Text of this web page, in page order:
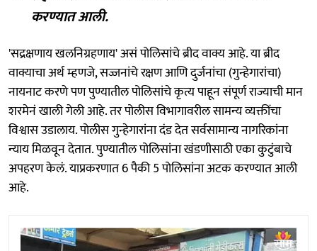
करण्यात आली.
'सद्रक्षणाय खलनिग्रहणाय' असं पोलिसांचे ब्रीद वाक्य आहे. या ब्रीद
वाक्याचा अर्थ म्हणजे, सज्जनांचे रक्षण आणि दुर्जनांचा (गुन्हेगारांचा)
नायनाट करणे पण पुण्यातील पोलिसांचे कृत्य पाहून संपूर्ण राज्याची मान
शरमेनं खाली गेली आहे. तर पोलीस विभागावरील सामन्य व्यक्तींचा
विश्वास उडालाय. पोलीस गुन्हेगारांना दंड देत सर्वसामान्य नागरिकांना
न्याय मिळवून देतात. पुण्यातील पोलिसांना खंडणीसाठी एका कुटुंबाचे
अपहरण केलं. याप्रकरणात 6 पैकी 5 पोलिसांना अटक करण्यात आली
आहे.